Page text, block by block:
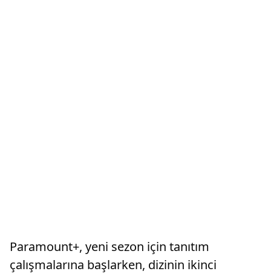
Paramount+, yeni sezon için tanıtım
çalışmalarına başlarken, dizinin ikinci